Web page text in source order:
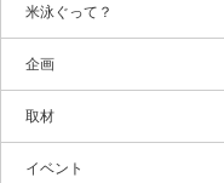
米泳ぐって？
企画
取材
イベント